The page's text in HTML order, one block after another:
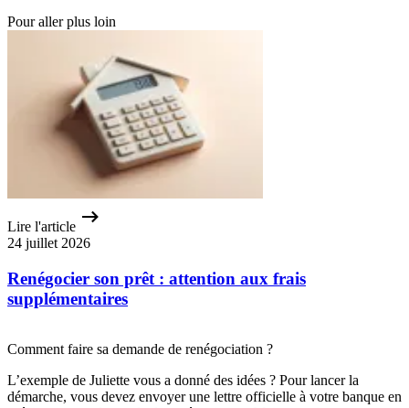
Pour aller plus loin
Lire l'article
24 juillet 2026
Renégocier son prêt : attention aux frais
supplémentaires
Comment faire sa demande de renégociation ?
L’exemple de Juliette vous a donné des idées ? Pour lancer la
démarche, vous devez envoyer une lettre officielle à votre banque en